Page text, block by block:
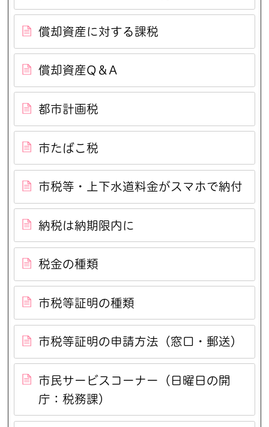
償却資産に対する課税
償却資産Q＆A
都市計画税
市たばこ税
市税等・上下水道料金がスマホで納付
納税は納期限内に
税金の種類
市税等証明の種類
市税等証明の申請方法（窓口・郵送）
市民サービスコーナー（日曜日の開
庁：税務課）